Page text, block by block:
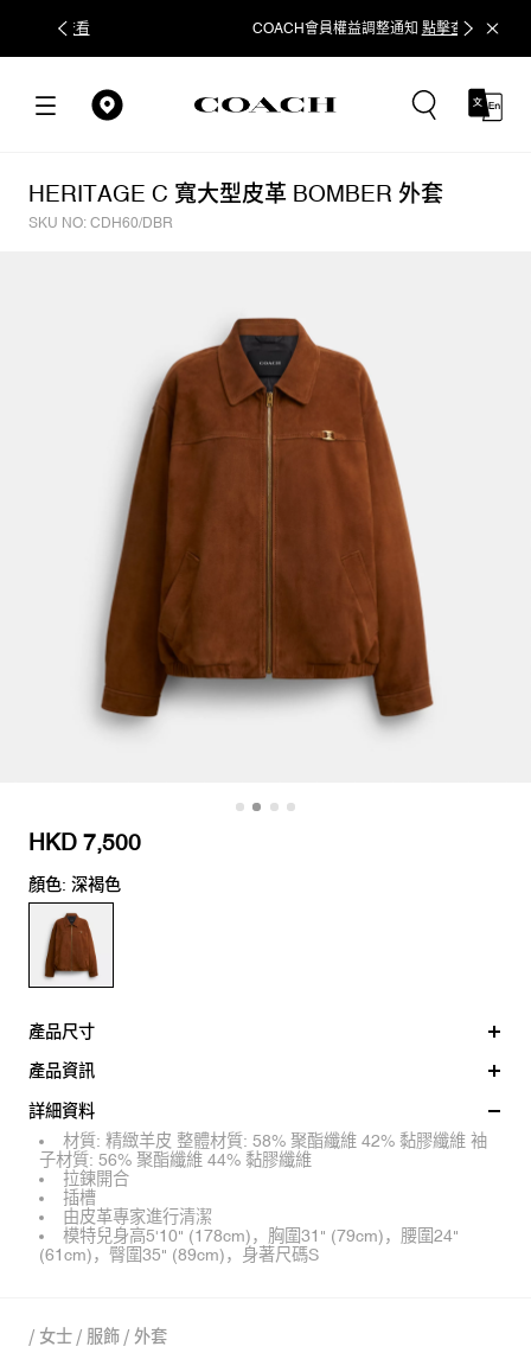
COACH會員權益調整通知點擊查看 立即追蹤
HERITAGE C 寬大型皮革 BOMBER 外套
SKU NO: CDH60/DBR
HKD 7,500
顏色: 深褐色
產品尺寸
產品資訊
詳細資料
材質: 精緻羊皮 整體材質: 58% 聚酯纖維 42% 黏膠纖維 袖
子材質: 56% 聚酯纖維 44% 黏膠纖維
拉鍊開合
插槽
由皮革專家進行清潔
模特兒身高5'10" (178cm)，胸圍31" (79cm)，腰圍24"
(61cm)，臀圍35" (89cm)，身著尺碼S
/ 女士 / 服飾 / 外套